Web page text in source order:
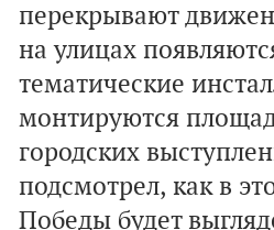
перекрывают
на улицах
тематические
монтируются
городских
подсмотрел, как в
Победы будет